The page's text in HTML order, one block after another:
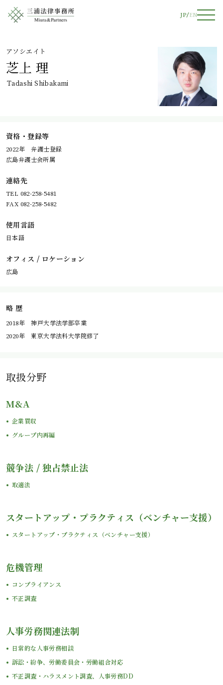
JP EN
アソシエイト
芝上 理
Tadashi Shibakami
資格・登録等
2022年 弁護士登録
広島弁護士会所属
連絡先
TEL 082-258-5481
FAX 082-258-5482
使用言語
日本語
オフィス / ロケーション
広島
略 歴
2018年 神戸大学法学部卒業
2020年 東京大学法科大学院修了
取扱分野
M&A
企業買収
グループ内再編
競争法 / 独占禁止法
取適法
スタートアップ・プラクティス（ベンチャー支援）
スタートアップ・プラクティス（ベンチャー支援）
危機管理
コンプライアンス
不正調査
人事労務関連法制
日常的な人事労務相談
訴訟・紛争、労働委員会・労働組合対応
不正調査・ハラスメント調査、人事労務DD